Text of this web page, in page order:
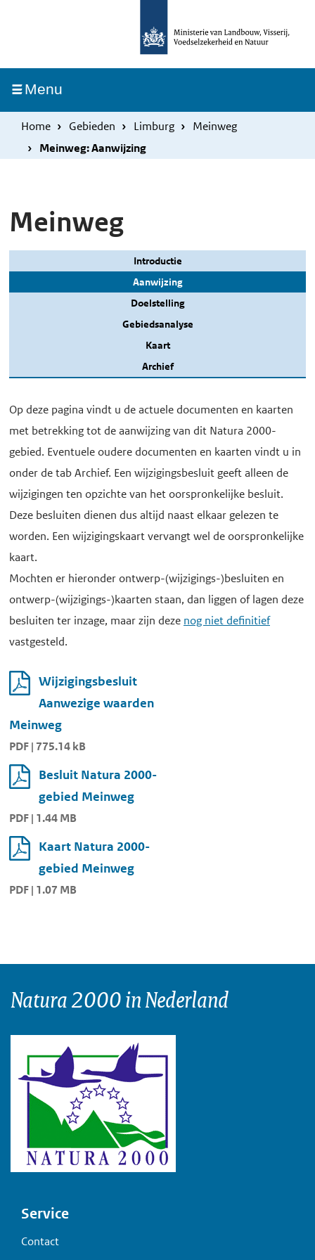
inhoud
gaan
MenuIngeklapt
Home Gebieden Limburg
Meinweg
Meinweg: Aanwijzing
Meinweg
Introductie
Aanwijzing
Doelstelling
Gebiedsanalyse
Kaart
Archief
Op deze pagina vindt u de actuele documenten en kaarten
met betrekking tot de aanwijzing van dit Natura 2000-
gebied. Eventuele oudere documenten en kaarten vindt u in
onder de tab Archief. Een wijzigingsbesluit geeft alleen de
wijzigingen ten opzichte van het oorspronkelijke besluit.
Deze besluiten dienen dus altijd naast elkaar gelezen te
worden. Een wijzigingskaart vervangt wel de oorspronkelijke
kaart.
Mochten er hieronder ontwerp-(wijzigings-)besluiten en
ontwerp-(wijzigings-)kaarten staan, dan liggen of lagen deze
besluiten ter inzage, maar zijn deze nog niet definitief
vastgesteld.
Wijzigingsbesluit
Aanwezige waarden
Meinweg
PDF | 775.14 kB
Besluit Natura 2000-
gebied Meinweg
PDF | 1.44 MB
Kaart Natura 2000-
gebied Meinweg
PDF | 1.07 MB
Natura 2000 in Nederland
Voet
Service
Contact